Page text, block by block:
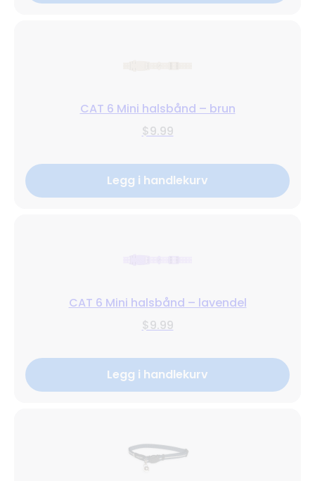
CAT 6 Mini halsbånd – brun
$9.99
Legg i handlekurv
CAT 6 Mini halsbånd – lavendel
$9.99
Legg i handlekurv